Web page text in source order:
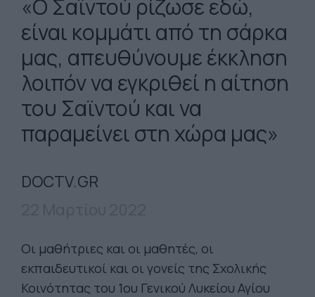
«Ο Σαϊντού ρίζωσε εδώ,
είναι κομμάτι από τη σάρκα
μας, απευθύνουμε έκκληση
λοιπόν να εγκριθεί η αίτηση
του Σαϊντού και να
παραμείνει στη χώρα μας»
DOCTV.GR
Οι μαθήτριες και οι μαθητές, οι
εκπαιδευτικοί και οι γονείς της Σχολικής
Κοινότητας του 1ου Γενικού Λυκείου Αγίου